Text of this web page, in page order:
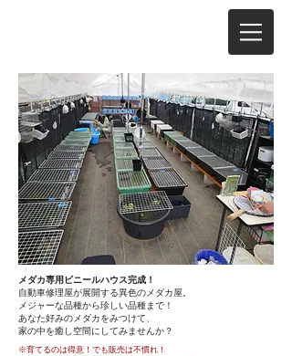
メダカ専用ビニールハウス完成！
自動車修理屋が展開する異色のメダカ屋。
メジャーな品種から珍しい品種まで！
あなた好みのメダカをみつけて、
​家の中を癒し空間にしてみませんか？
​※育てるのは得意！でも販売は不慣れ！